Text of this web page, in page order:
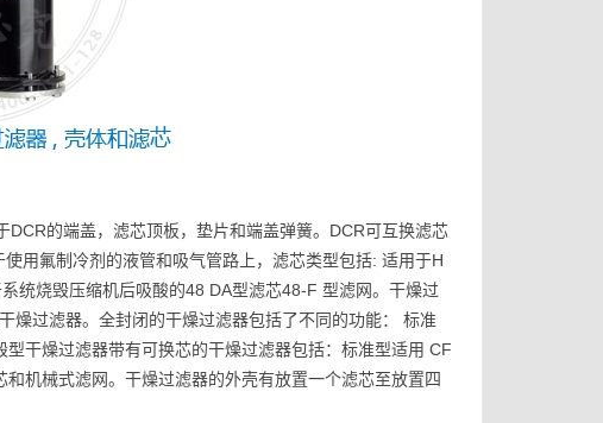
的端盖，滤芯顶板，垫片和端盖弹簧。DCR可互换滤芯
用氟制冷剂的液管和吸气管路上，滤芯类型包括: 适用于H
统烧毁压缩机后吸酸的48 DA型滤芯48-F 型滤网。干燥过
燥过滤器。全封闭的干燥过滤器包括了不同的功能： 标准
干燥过滤器带有可换芯的干燥过滤器包括：标准型适用 CF
机械式滤网。干燥过滤器的外壳有放置一个滤芯至放置四